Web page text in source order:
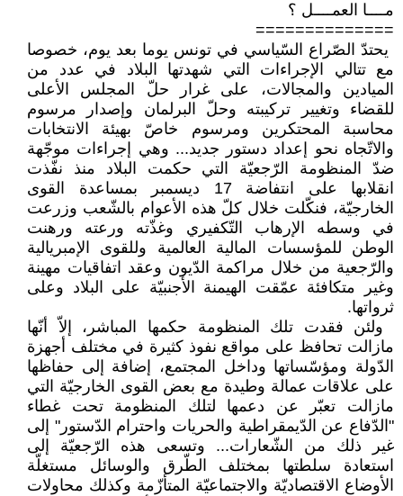
مــــا العمــــل ؟
==============
‏ يحتدّ الصّراع السّياسي في تونس يوما ‏بعد يوم، خصوصا
مع تتالي الإجراءات ‏التي شهدتها البلاد في عدد من
الميادين ‏والمجالات، على غرار حلّ المجلس ‏الأعلى
للقضاء وتغيير تركيبته وحلّ ‏البرلمان وإصدار مرسوم
محاسبة ‏المحتكرين ومرسوم خاصّ بهيئة ‏الانتخابات
والاتّجاه نحو إعداد دستور ‏جديد... وهي إجراءات موجّهة
ضدّ ‏المنظومة الرّجعيّة التي حكمت البلاد منذ ‏نفّذت
انقلابها على انتفاضة 17 ديسمبر ‏بمساعدة القوى
الخارجيّة، فنكّلت خلال ‏كلّ هذه الأعوام بالشّعب وزرعت
في ‏وسطه الإرهاب التّكفيري وغذّته ورعته ‏ورهنت
الوطن للمؤسسات المالية العالمية ‏وللقوى الإمبريالية
والرّجعية من خلال ‏مراكمة الدّيون وعقد اتفاقيات مهينة
وغير ‏متكافئة عمّقت الهيمنة الأجنبيّة على البلاد ‏وعلى
ثرواتها.‏
‏ ولئن فقدت تلك المنظومة حكمها ‏المباشر، إلاّ أنّها
مازالت تحافظ على ‏مواقع نفوذ كثيرة في مختلف أجهزة
‏الدّولة ومؤسّساتها وداخل المجتمع، إضافة ‏إلى حفاظها
على علاقات عمالة وطيدة ‏مع بعض القوى الخارجيّة التي
مازالت ‏تعبّر عن دعمها لتلك المنظومة تحت ‏غطاء
"الدّفاع عن الدّيمقراطية والحريات ‏واحترام الدّستور" إلى
غير ذلك من ‏الشّعارات... وتسعى هذه الرّجعيّة إلى
‏استعادة سلطتها بمختلف الطّرق والوسائل ‏مستغلّة
الأوضاع الاقتصاديّة والاجتماعيّة ‏المتأزّمة وكذلك محاولات